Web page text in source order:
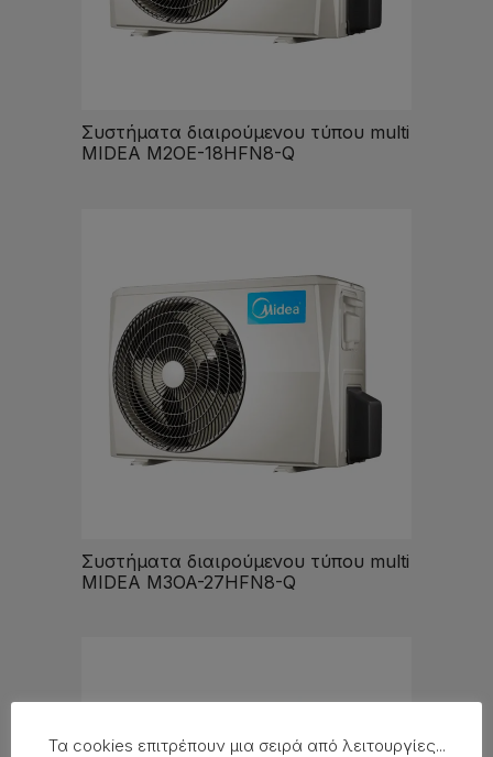
Συστήματα διαιρούμενου τύπου multi
MIDEA M2OE-18HFN8-Q
Συστήματα διαιρούμενου τύπου multi
MIDEA M3OA-27HFN8-Q
Τα cookies επιτρέπουν μια σειρά από λειτουργίες...